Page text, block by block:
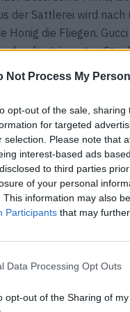
Not Process My
opt-out of the sale,
for targeted
selection. Please note that
interest-based ads
to third parties
of your personal
This information may also
Participants that may
Data Processing Opt Outs
opt-out of the Sharing of my
der Sattlerei wird nach
Honig die Fliegen.
die grün-roten
Leder damals
Gucci Geschäfte
US-Store verflogen
Firma und polieren sie
zu präsentieren, die
Ansehen. Wer nach
Kennedy oder
Die
mehr und mehr
in den 50er
liegen, die das
Kopf verstorben ist.